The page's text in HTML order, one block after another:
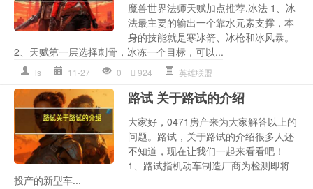
魔兽世界法师天赋加点推荐,冰法 1、冰
法最主要的输出一个靠水元素支撑，本
身的技能就是寒冰箭、冰枪和冰风暴。
2、天赋第一层选择刺骨，冰冻一个目标，可以...
ls 11-27 0 924 英雄联盟
路试 关于路试的介绍
大家好，0471房产来为大家解答以上的
问题。路试，关于路试的介绍很多人还
不知道，现在让我们一起来看看吧！
1、路试指机动车制造厂商为检测即将
投产的新型车...